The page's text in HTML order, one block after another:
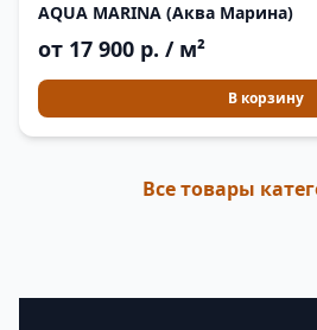
AQUA MARINA (Аква Марина)
от 17 900 р. / м²
В корзину
Все товары